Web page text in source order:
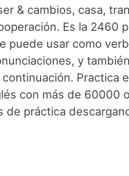
& cambios, casa,
Es la 2460
puede usar como
y
Practica
con más de 60000
de práctica